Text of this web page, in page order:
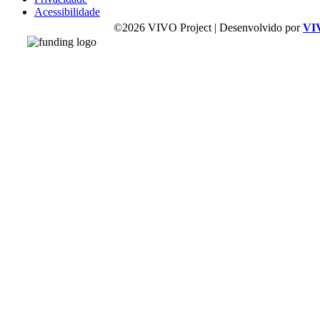
Acessibilidade
©2026 VIVO Project | Desenvolvido por